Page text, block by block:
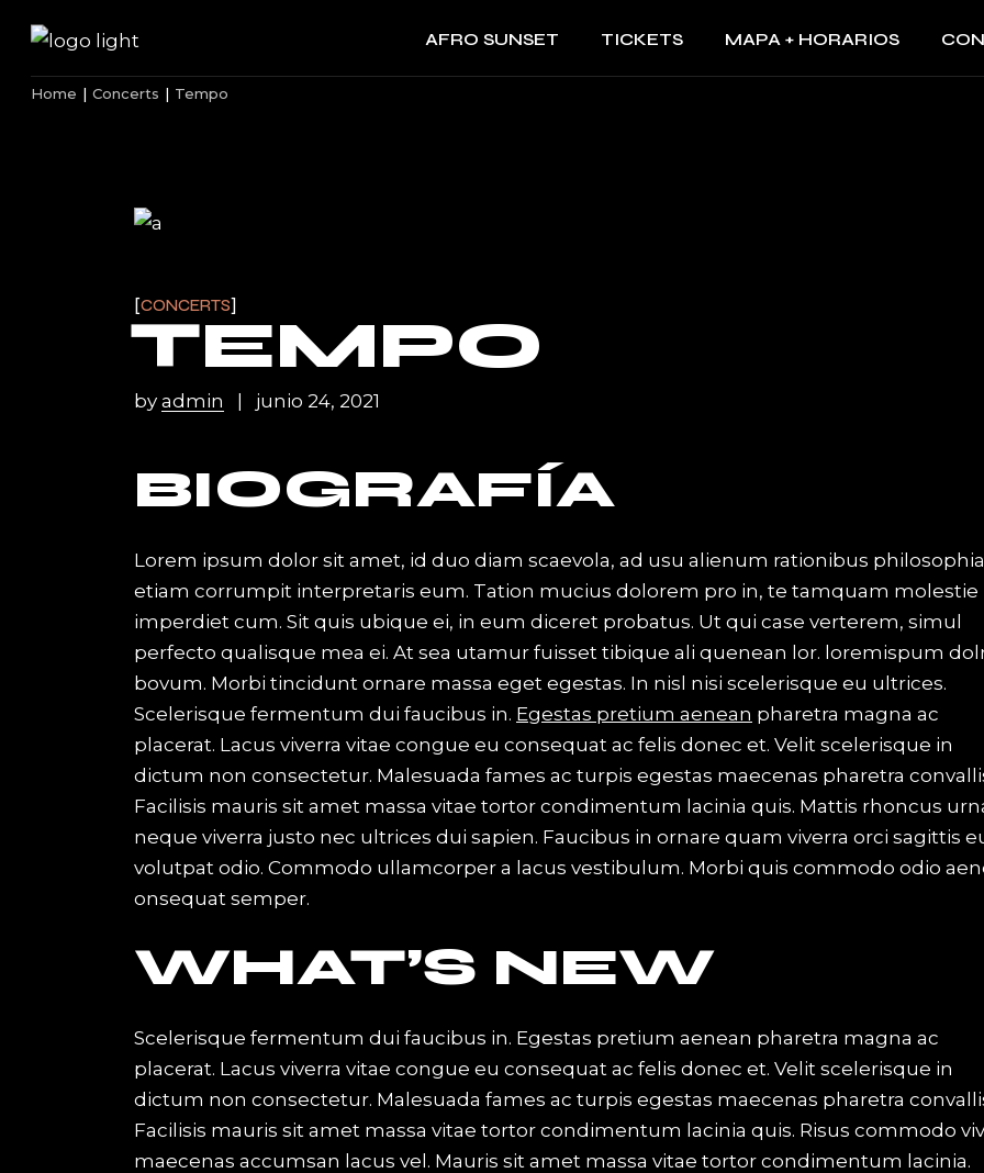
the
AFRO SUNSET TICKETS MAPA + HORARIOS
Home Concerts Tempo
CONCERTS
TEMPO
by admin junio 24, 2021
BIOGRAFÍA
Lorem ipsum dolor sit amet, id duo diam scaevola, ad usu alienum rationibus
etiam corrumpit interpretaris eum. Tation mucius dolorem pro in, te tamquam molestie
imperdiet cum. Sit quis ubique ei, in eum diceret probatus. Ut qui case verterem, simul
perfecto qualisque mea ei. At sea utamur fuisset tibique ali quenean lor. loremispum
bovum. Morbi tincidunt ornare massa eget egestas. In nisl nisi scelerisque eu ultrices.
Scelerisque fermentum dui faucibus in. Egestas pretium aenean pharetra magna ac
placerat. Lacus viverra vitae congue eu consequat ac felis donec et. Velit scelerisque in
dictum non consectetur. Malesuada fames ac turpis egestas maecenas pharetra
Facilisis mauris sit amet massa vitae tortor condimentum lacinia quis. Mattis rhoncus
neque viverra justo nec ultrices dui sapien. Faucibus in ornare quam viverra orci sagittis
volutpat odio. Commodo ullamcorper a lacus vestibulum. Morbi quis commodo odio
onsequat semper.
WHAT’S NEW
Scelerisque fermentum dui faucibus in. Egestas pretium aenean pharetra magna ac
placerat. Lacus viverra vitae congue eu consequat ac felis donec et. Velit scelerisque in
dictum non consectetur. Malesuada fames ac turpis egestas maecenas pharetra
Facilisis mauris sit amet massa vitae tortor condimentum lacinia quis. Risus commodo
maecenas accumsan lacus vel. Mauris sit amet massa vitae tortor condimentum lacinia.